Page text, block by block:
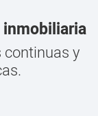
continuas y